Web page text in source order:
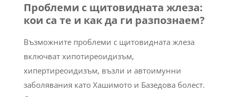
Проблеми с щитовидната жлеза:
кои са те и как да ги разпознаем?
Възможните проблеми с щитовидната жлеза
включват хипотиреоидизъм,
хипертиреоидизъм, възли и автоимунни
заболявания като Хашимото и Базедова болест.